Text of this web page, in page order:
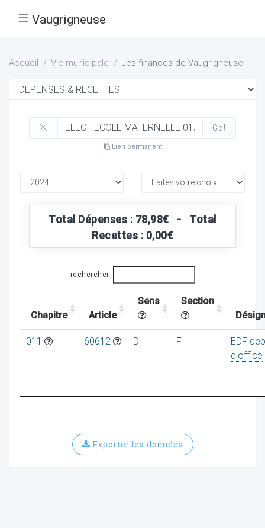
☰ Vaugrigneuse
Accueil Vie municipale Les finances de Vaugrigneuse
Go!
Lien permanent
Total Dépenses : 78,98€ - Total
Recettes : 0,00€
rechercher
Chapitre Article
Sens
Section
011 60612 D F
EDF
d'office
Exporter les données